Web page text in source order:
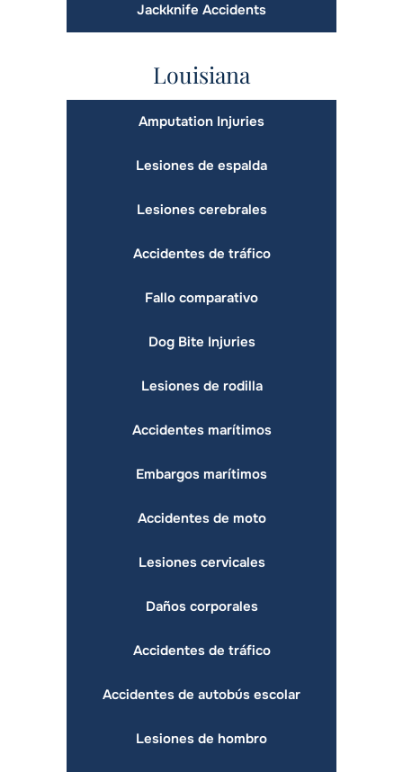
Jackknife Accidents
Louisiana
Amputation Injuries
Lesiones de espalda
Lesiones cerebrales
Accidentes de tráfico
Fallo comparativo
Dog Bite Injuries
Lesiones de rodilla
Accidentes marítimos
Embargos marítimos
Accidentes de moto
Lesiones cervicales
Daños corporales
Accidentes de tráfico
Accidentes de autobús escolar
Lesiones de hombro